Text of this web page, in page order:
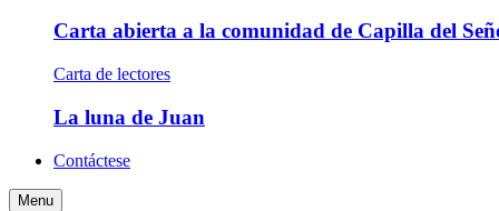
Carta abierta a la comunidad de Capilla del
Carta de lectores
La luna de Juan
Contáctese
Menu